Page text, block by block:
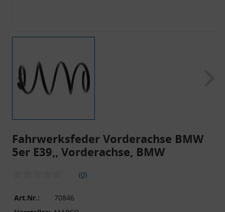
Fahrwerksfeder Vorderachse BMW
5er E39,, Vorderachse, BMW
(0)
Art.Nr.:
70846